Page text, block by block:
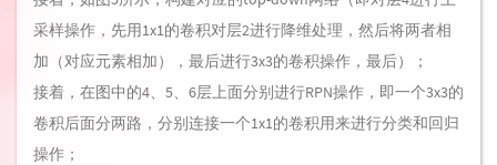
采样操作，先用1x1的卷积对层2进行降维处理，然后将两者相
加（对应元素相加），最后进行3x3的卷积操作，最后）；
接着，在图中的4、5、6层上面分别进行RPN操作，即一个3x3的
卷积后面分两路，分别连接一个1x1的卷积用来进行分类和回归
操作；